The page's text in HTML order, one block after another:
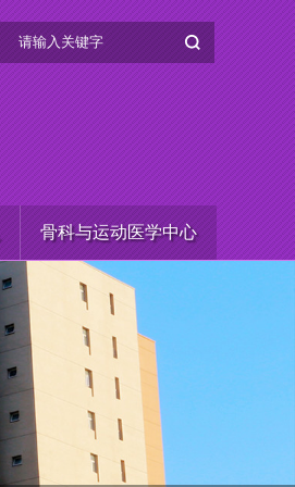
骨科与运动医学中心